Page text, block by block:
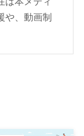
や、動画制